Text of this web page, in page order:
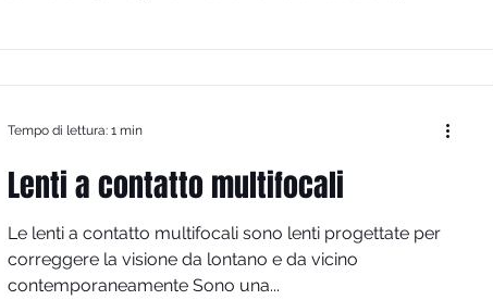
Lenti a contatto multifocali
Le lenti a contatto multifocali sono lenti progettate per
correggere la visione da lontano e da vicino
contemporaneamente Sono una...
Tempo di lettura: 1 min